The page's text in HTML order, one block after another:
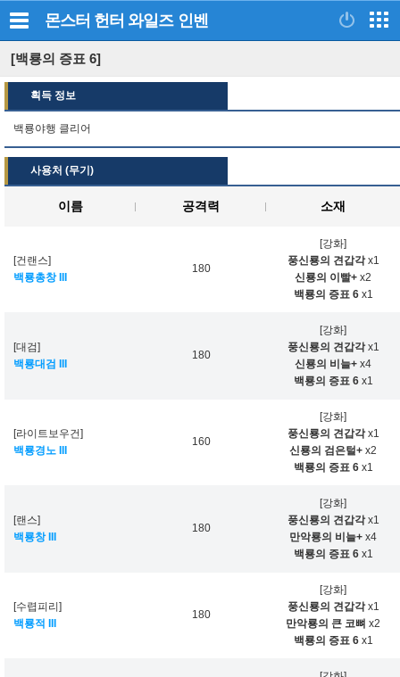
몬스터 헌터 와일즈 인벤
[백룡의 증표 6]
획득 정보
백룡야행 클리어
사용처 (무기)
이름 공격력 소재
[건랜스]
백룡총창 III
180
[강화]
풍신룡의 견갑각x1
신룡의 이빨+ x2
백룡의 증표 6x1
[대검]
백룡대검 III
180
[강화]
풍신룡의 견갑각x1
신룡의 비늘+ x4
백룡의 증표 6x1
[라이트보우건]
백룡경노 III
160
[강화]
풍신룡의 견갑각x1
신룡의 검은털+ x2
백룡의 증표 6x1
[랜스]
백룡창 III
180
[강화]
풍신룡의 견갑각x1
만악룡의 비늘+ x4
백룡의 증표 6x1
[수렵피리]
백룡적 III
180
[강화]
풍신룡의 견갑각x1
만악룡의 큰 코뼈 x2
백룡의 증표 6x1